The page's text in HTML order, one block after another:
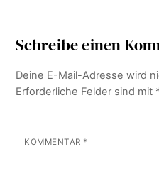
Schreibe einen
Deine E-Mail-Adresse wird
Erforderliche Felder sind mit
KOMMENTAR *